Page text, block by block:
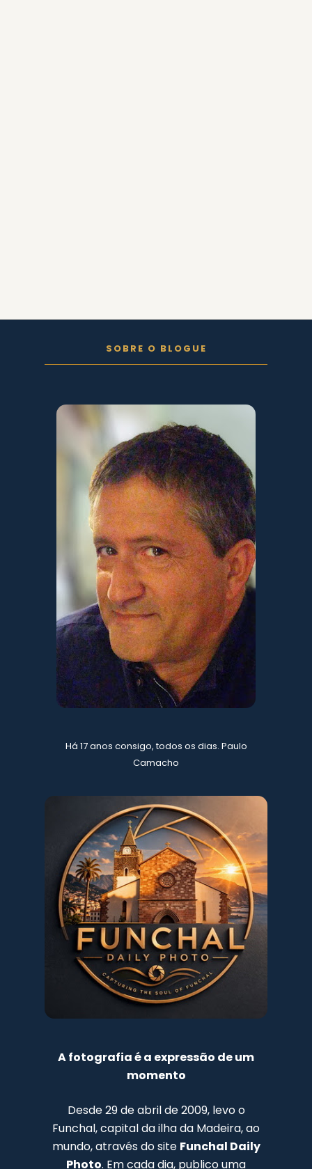
FOLLOW ON INSTAGRAM SOBRE O BLOGUE
Há 17 anos consigo, todos os dias. Paulo
Camacho
A fotografia é a expressão de um
momento
Desde 29 de abril de 2009, levo o
Funchal, capital da ilha da Madeira, ao
mundo, através do site Funchal Daily
Photo. Em cada dia, publico uma